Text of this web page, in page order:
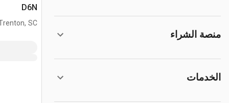
منصة الشراء
الخدمات
D6N
SC